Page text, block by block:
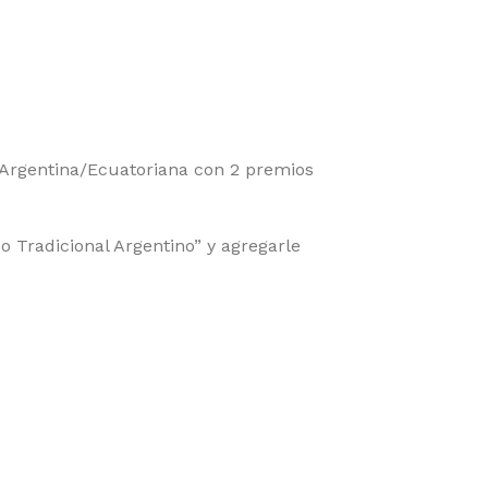
Ecuatoriana con 2 premios
Tradicional Argentino” y agregarle